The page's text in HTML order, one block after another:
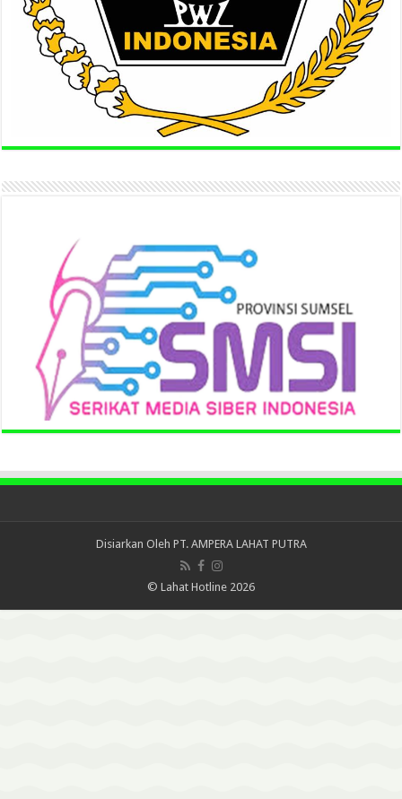
Disiarkan Oleh PT. AMPERA LAHAT PUTRA
© Lahat Hotline 2026